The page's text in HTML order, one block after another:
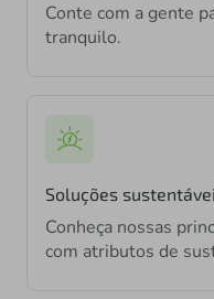
Conte com a gente
tranquilo.
Soluções
Conheça nossas
com atributos de